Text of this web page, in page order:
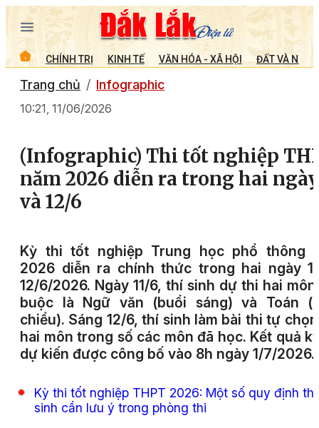
CHÍNH TRỊ KINH TẾ VĂN HÓA - XÃ HỘI ĐẤT VÀ
Trang chủ Infographic
10:21, 11/06/2026
(Infographic) Thi tốt nghiệp
năm 2026 diễn ra trong hai ngày
và 12/6
Kỳ thi tốt nghiệp Trung học phổ thông
2026 diễn ra chính thức trong hai ngày
12/6/2026. Ngày 11/6, thí sinh dự thi hai
buộc là Ngữ văn (buổi sáng) và Toán
chiều). Sáng 12/6, thí sinh làm bài thi tự
hai môn trong số các môn đã học. Kết quả
dự kiến được công bố vào 8h ngày 1/7/2026.
Kỳ thi tốt nghiệp THPT 2026: Một số quy định thí
sinh cần lưu ý trong phòng thi